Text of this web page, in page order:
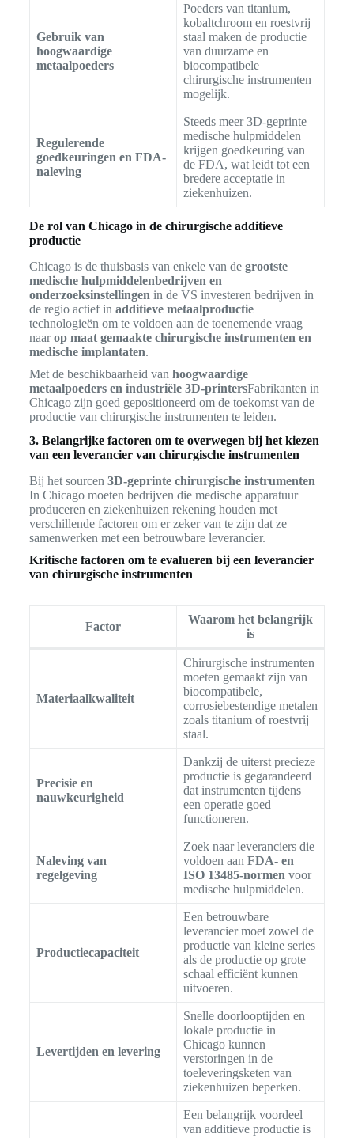
Gebruik van
hoogwaardige
metaalpoeders
Poeders van titanium,
kobaltchroom en roestvrij
staal maken de productie
van duurzame en
biocompatibele
chirurgische instrumenten
mogelijk.
Regulerende
goedkeuringen en FDA-
naleving
Steeds meer 3D-geprinte
medische hulpmiddelen
krijgen goedkeuring van
de FDA, wat leidt tot een
bredere acceptatie in
ziekenhuizen.
De rol van Chicago in de chirurgische additieve
productie
Chicago is de thuisbasis van enkele van de grootste
medische hulpmiddelenbedrijven en
onderzoeksinstellingen in de VS investeren bedrijven in
de regio actief in additieve metaalproductie
technologieën om te voldoen aan de toenemende vraag
naarop maat gemaakte chirurgische instrumenten en
medische implantaten.
Met de beschikbaarheid van hoogwaardige
metaalpoeders en industriële 3D-printersFabrikanten in
Chicago zijn goed gepositioneerd om de toekomst van de
productie van chirurgische instrumenten te leiden.
3. Belangrijke factoren om te overwegen bij het kiezen
van een leverancier van chirurgische instrumenten
Bij het sourcen 3D-geprinte chirurgische instrumenten
In Chicago moeten bedrijven die medische apparatuur
produceren en ziekenhuizen rekening houden met
verschillende factoren om er zeker van te zijn dat ze
samenwerken met een betrouwbare leverancier.
Kritische factoren om te evalueren bij een leverancier
van chirurgische instrumenten
Factor
Waarom het belangrijk
is
Materiaalkwaliteit
Chirurgische instrumenten
moeten gemaakt zijn van
biocompatibele,
corrosiebestendige metalen
zoals titanium of roestvrij
staal.
Precisie en
nauwkeurigheid
Dankzij de uiterst precieze
productie is gegarandeerd
dat instrumenten tijdens
een operatie goed
functioneren.
Naleving van
regelgeving
Zoek naar leveranciers die
voldoen aan FDA- en
ISO 13485-normen voor
medische hulpmiddelen.
Productiecapaciteit
Een betrouwbare
leverancier moet zowel de
productie van kleine series
als de productie op grote
schaal efficiënt kunnen
uitvoeren.
Levertijden en levering
Snelle doorlooptijden en
lokale productie in
Chicago kunnen
verstoringen in de
toeleveringsketen van
ziekenhuizen beperken.
Een belangrijk voordeel
van additieve productie is